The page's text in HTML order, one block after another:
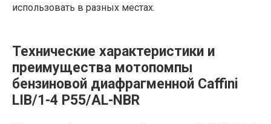
использовать в разных местах.
Технические характеристики и
преимущества мотопомпы
бензиновой диафрагменной Caffini
LIB/1-4 P55/AL-NBR